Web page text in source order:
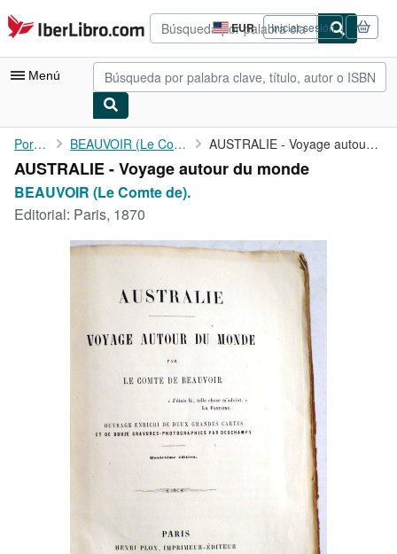
Pasar al contenido principal
IberLibro.com EUR
Preferencias
de
compra
del
Iniciar sesión
Menú
Mi cuenta
Consultar mis pedidos
Búsqueda avanzada
Arte y coleccionismo
CERRAR
Portada BEAUVOIR (Le Comte de). AUSTRALIE - Voyage autour du monde
AUSTRALIE - Voyage autour du monde
BEAUVOIR (Le Comte de).
Editorial: Paris, 1870